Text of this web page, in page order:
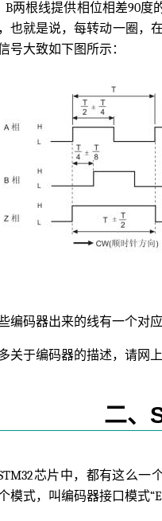
B两根线提供相位相差90度
也就是说，每转动一圈，
号大致如下图所示：
编码器出来的线有一个对
关于编码器的描述，请网
二、
芯片中，都有这么一
模式，叫编码器接口模式